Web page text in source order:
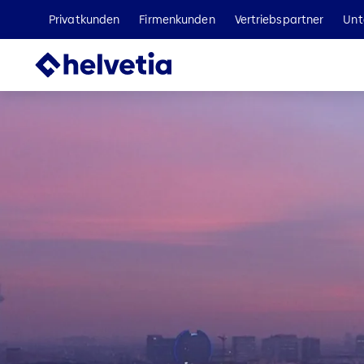
Privatkunden Firmenkunden Vertriebspartner